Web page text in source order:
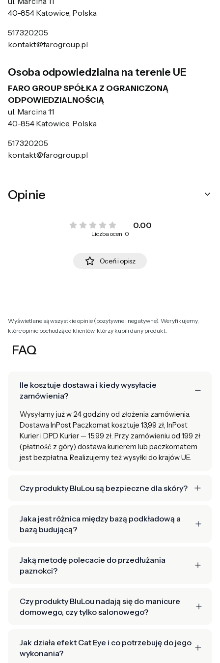
40-854 Katowice, Polska
517320205
kontakt@farogroup.pl
Osoba odpowiedzialna na terenie UE
FARO GROUP SPÓŁKA Z OGRANICZONĄ
ODPOWIEDZIALNOŚCIĄ
ul. Marcina 11
40-854 Katowice, Polska
517320205
kontakt@farogroup.pl
Opinie
0.00
Liczba ocen: 0
Oceń i opisz
Wyświetlane są wszystkie opinie (pozytywne i negatywne). Weryfikujemy,
które opinie pochodzą od klientów, którzy kupili dany produkt.
FAQ
Ile kosztuje dostawa i kiedy wysyłacie
zamówienia?
Wysyłamy już w 24 godziny od złożenia zamówienia.
Dostawa InPost Paczkomat kosztuje 13,99 zł, InPost
Kurier i DPD Kurier — 15,99 zł. Przy zamówieniu od 199 zł
(płatność z góry) dostawa kurierem lub paczkomatem
jest bezpłatna. Realizujemy też wysyłki do krajów UE.
Czy produkty BluLou są bezpieczne dla skóry?
Jaka jest różnica między bazą podkładową a
bazą budującą?
Jaką metodę polecacie do przedłużania
paznokci?
Czy produkty BluLou nadają się do manicure
domowego, czy tylko salonowego?
Jak działa efekt Cat Eye i co potrzebuję do jego
wykonania?